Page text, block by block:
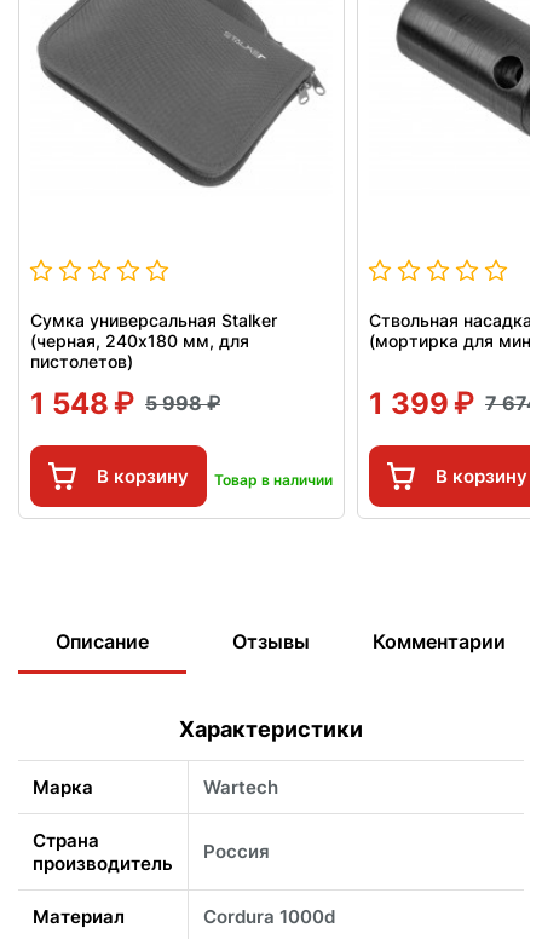
Сумка универсальная Stalker
(черная, 240х180 мм, для
пистолетов)
1 548 5 998
В корзину Товар в наличии
Ствольная насадка
(мортирка для
1 399 7
В корзину
Описание Отзывы Комментарии
Характеристики
Марка Wartech
Страна
производитель
Россия
Материал Cordura 1000d